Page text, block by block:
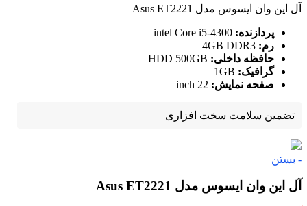
آل این وان ایسوس مدل Asus ET2221
پردازنده:
رم:
حافظه داخلی:
گرافیک:
صفحه نمایش:
تضمین سلامت سخت افزاری
- بستن
آل این وان ایسوس مدل Asus ET2221